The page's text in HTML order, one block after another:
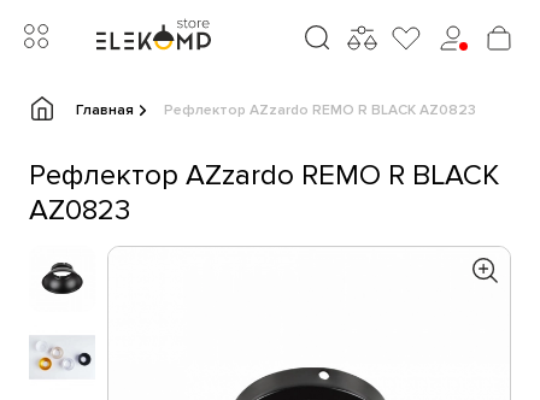
Главная Рефлектор AZzardo REMO R BLACK AZ0823
Рефлектор AZzardo REMO R BLACK
AZ0823